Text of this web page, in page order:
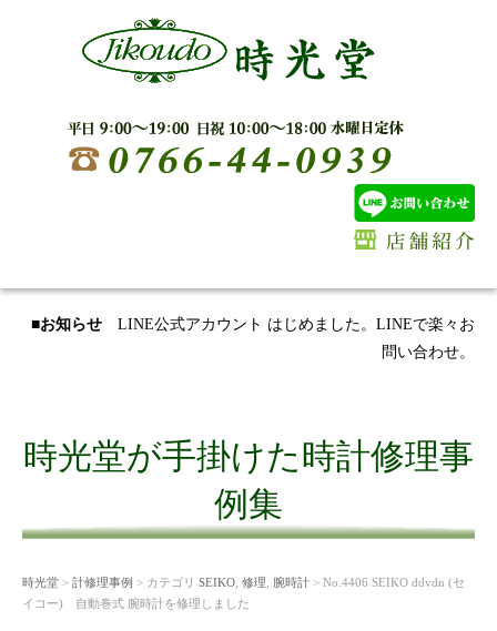
■お知らせ LINE公式アカウント はじめました。LINEで楽々お
問い合わせ。
時光堂が手掛けた時計修理事
例集
時光堂 > 計修理事例 > カテゴリ SEIKO 修理 腕時計 > No.4406 SEIKO ddvdn (セ
イコー) 自動巻式 腕時計を修理しました